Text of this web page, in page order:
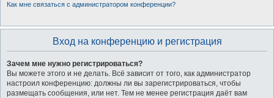
Как мне связаться с администратором конференции?
Вход на конференцию и регистрация
Зачем мне нужно регистрироваться?
Вы можете этого и не делать. Всё зависит от того, как администратор
настроил конференцию: должны ли вы зарегистрироваться, чтобы
размещать сообщения, или нет. Тем не менее регистрация даёт вам